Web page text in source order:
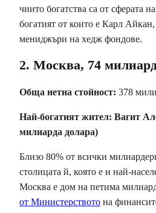
чиито богатства са от сферата
богатият от които е Карл
мениджъри на хедж фондове.
2. Москва, 74
Обща нетна стойност: 378
Най-богатият жител: Вагит
милиарда долара)
Близо 80% от всички
столицата й, която е и най-
Москва е дом на петима
от Министерството на